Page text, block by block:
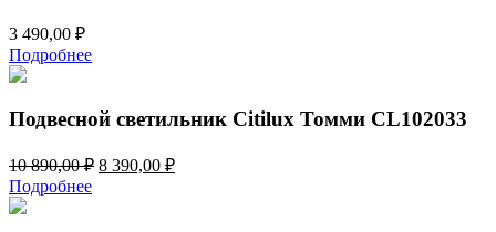
3 490,00 ₽
Подробнее
Подвесной светильник Citilux Томми CL102033
10 890,00₽ Первоначальная
8 390,00 ₽Текущая
Подробнее